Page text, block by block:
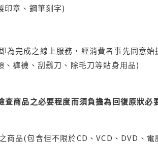
印章、鋼筆刻字)
為完成之線上服務，經消費者事先同意
褲襪、刮鬍刀、除毛刀等貼身用品)
商品之必要程度而須負擔為回復原狀
商品(包含但不限於CD、VCD、DVD、